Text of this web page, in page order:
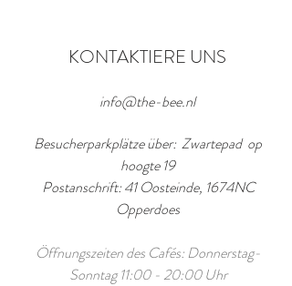
KONTAKTIERE UNS
info@the-bee.nl
Besucherparkplätze über: Zwartepad op
hoogte 19
Postanschrift: 41 Oosteinde, 1674NC
Opperdoes
Öffnungszeiten des Cafés: Donnerstag-
Sonntag 11:00 - 20:00 Uhr